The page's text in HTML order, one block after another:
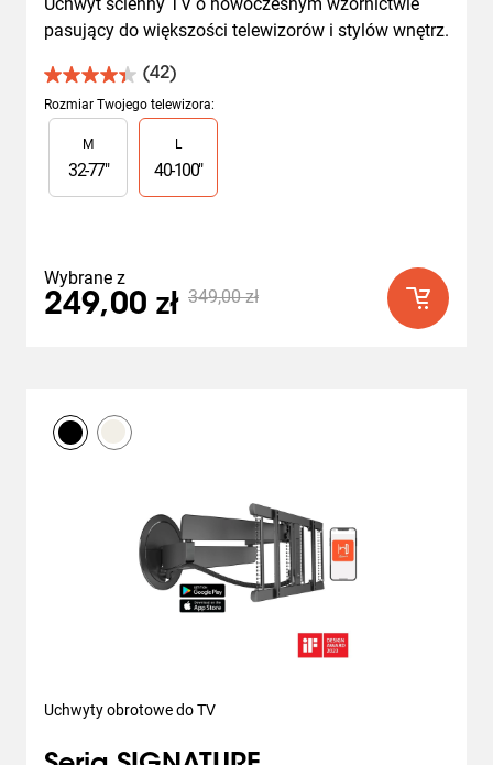
pasujący do większości telewizorów i stylów wnętrz.
(42)
4.4
na
5
gwiazdek.
Recenzji
Rozmiar Twojego telewizora:
Slide 1 of 2
M
32-77"
L
40-100"
Wybrane z
249,00 zł 349,00 zł
Uchwyty obrotowe do TV